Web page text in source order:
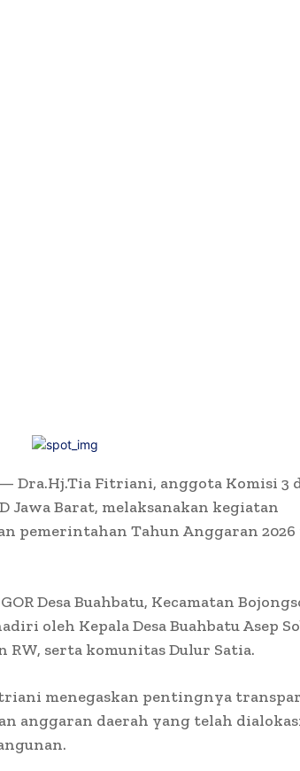
Dra.Hj.Tia Fitriani, anggota Komisi 3
Jawa Barat, melaksanakan kegiatan
pemerintahan Tahun Anggaran 2026
Desa Buahbatu, Kecamatan
oleh Kepala Desa Buahbatu Asep
RW, serta komunitas Dulur Satia.
menegaskan pentingnya
anggaran daerah yang telah